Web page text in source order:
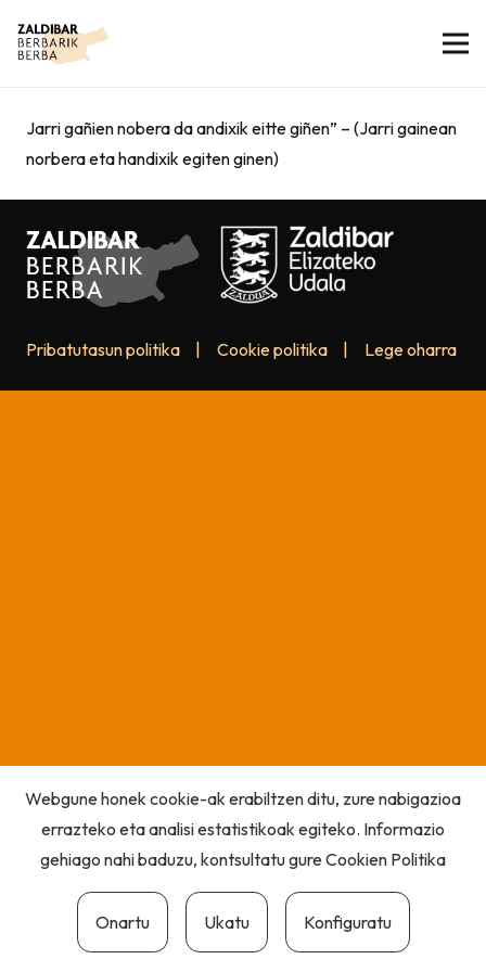
Jarri gañien nobera da andixik eitte giñen” – (Jarri gainean
norbera eta handixik egiten ginen)
Pribatutasun politika Cookie politika Lege oharra
Webgune honek cookie-ak erabiltzen ditu, zure nabigazioa
errazteko eta analisi estatistikoak egiteko. Informazio
gehiago nahi baduzu, kontsultatu gureCookien Politika
Onartu Ukatu Konfiguratu